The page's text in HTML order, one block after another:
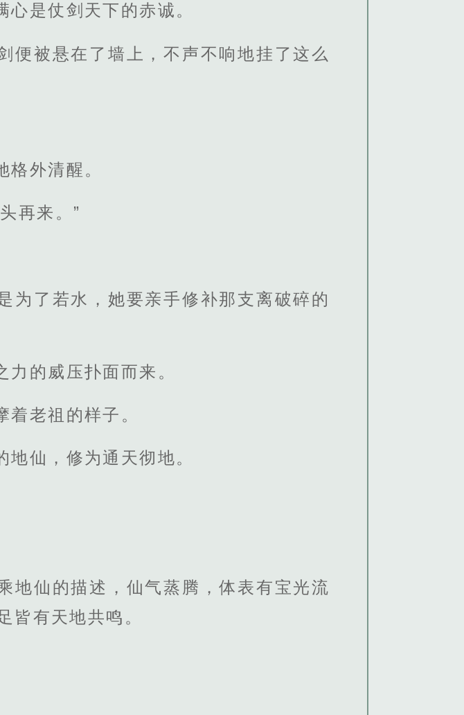
是仗剑天下的赤诚。
便被悬在了墙上，不声不响地挂了这么
外清醒。
再来。”
为了若水，她要亲手修补那支离破碎的
的威压扑面而来。
老祖的样子。
仙，修为通天彻地。
地仙的描述，仙气蒸腾，体表有宝光流
皆有天地共鸣。